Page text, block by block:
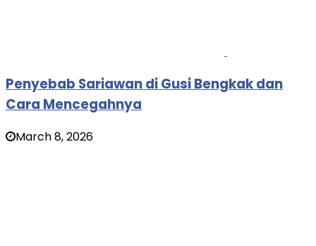
Penyebab Sariawan di Gusi Bengkak dan
Cara Mencegahnya
March 8, 2026